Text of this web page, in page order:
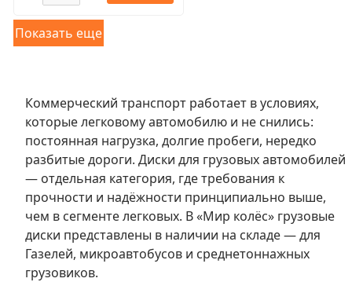
Показать еще
Коммерческий транспорт работает в условиях,
которые легковому автомобилю и не снились:
постоянная нагрузка, долгие пробеги, нередко
разбитые дороги. Диски для грузовых автомобилей
— отдельная категория, где требования к
прочности и надёжности принципиально выше,
чем в сегменте легковых. В «Мир колёс» грузовые
диски представлены в наличии на складе — для
Газелей, микроавтобусов и среднетоннажных
грузовиков.